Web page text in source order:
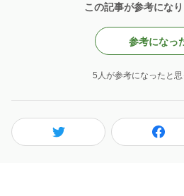
この記事が参考にな
参考になっ
5人が参考になったと